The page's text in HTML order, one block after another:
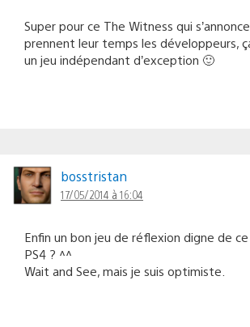
Super pour ce The Witness qui
prennent leur temps les développeurs,
un jeu indépendant d’exception 🙂
bosstristan
17/05/2014 à 16:04
Enfin un bon jeu de réflexion digne de
PS4 ? ^^
Wait and See, mais je suis optimiste.